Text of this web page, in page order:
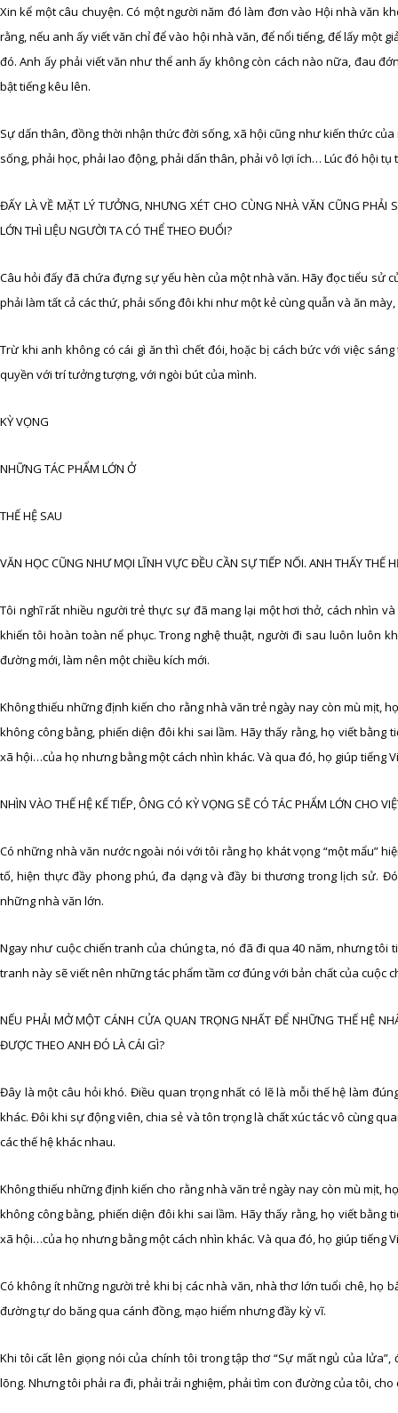
Xin kể một câu chuyện. Có một người năm đó làm đơn vào Hội nhà văn
rằng, nếu anh ấy viết văn chỉ để vào hội nhà văn, để nổi tiếng, để lấy một
đó. Anh ấy phải viết văn như thể anh ấy không còn cách nào nữa, đau
bật tiếng kêu lên.
Sự dấn thân, đồng thời nhận thức đời sống, xã hội cũng như kiến thức
sống, phải học, phải lao động, phải dấn thân, phải vô lợi ích… Lúc đó hội
ĐẤY LÀ VỀ MẶT LÝ TƯỞNG, NHƯNG XÉT CHO CÙNG NHÀ VĂN CŨNG
LỚN THÌ LIỆU NGƯỜI TA CÓ THỂ THEO ĐUỔI?
Câu hỏi đấy đã chứa đựng sự yếu hèn của một nhà văn. Hãy đọc tiểu sử
phải làm tất cả các thứ, phải sống đôi khi như một kẻ cùng quẫn và ăn
Trừ khi anh không có cái gì ăn thì chết đói, hoặc bị cách bức với việc
quyền với trí tưởng tượng, với ngòi bút của mình.
KỲ VỌNG
NHỮNG TÁC PHẨM LỚN Ở
THẾ HỆ SAU
VĂN HỌC CŨNG NHƯ MỌI LĨNH VỰC ĐỀU CẦN SỰ TIẾP NỐI. ANH THẤY THẾ
Tôi nghĩ rất nhiều người trẻ thực sự đã mang lại một hơi thở, cách nhìn
khiến tôi hoàn toàn nể phục. Trong nghệ thuật, người đi sau luôn luôn
đường mới, làm nên một chiều kích mới.
Không thiếu những định kiến cho rằng nhà văn trẻ ngày nay còn mù mịt,
không công bằng, phiến diện đôi khi sai lầm. Hãy thấy rằng, họ viết
xã hội…của họ nhưng bằng một cách nhìn khác. Và qua đó, họ giúp tiếng
NHÌN VÀO THẾ HỆ KẾ TIẾP, ÔNG CÓ KỲ VỌNG SẼ CÓ TÁC PHẨM LỚN CHO
Có những nhà văn nước ngoài nói với tôi rằng họ khát vọng “một mẩu”
tố, hiện thực đầy phong phú, đa dạng và đầy bi thương trong lịch sử.
những nhà văn lớn.
Ngay như cuộc chiến tranh của chúng ta, nó đã đi qua 40 năm, nhưng
tranh này sẽ viết nên những tác phẩm tầm cơ đúng với bản chất của cuộc
NẾU PHẢI MỞ MỘT CÁNH CỬA QUAN TRỌNG NHẤT ĐỂ NHỮNG THẾ HỆ
ĐƯỢC THEO ANH ĐÓ LÀ CÁI GÌ?
Đây là một câu hỏi khó. Điều quan trọng nhất có lẽ là mỗi thế hệ làm
khác. Đôi khi sự động viên, chia sẻ và tôn trọng là chất xúc tác vô cùng
các thế hệ khác nhau.
Không thiếu những định kiến cho rằng nhà văn trẻ ngày nay còn mù mịt,
không công bằng, phiến diện đôi khi sai lầm. Hãy thấy rằng, họ viết
xã hội…của họ nhưng bằng một cách nhìn khác. Và qua đó, họ giúp tiếng
Có không ít những người trẻ khi bị các nhà văn, nhà thơ lớn tuổi chê, họ
đường tự do băng qua cánh đồng, mạo hiểm nhưng đầy kỳ vĩ.
Khi tôi cất lên giọng nói của chính tôi trong tập thơ “Sự mất ngủ của
lõng. Nhưng tôi phải ra đi, phải trải nghiệm, phải tìm con đường của tôi,